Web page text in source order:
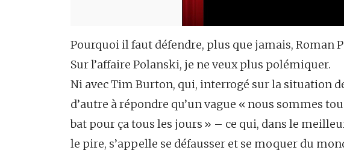
Pourquoi il faut défendre, plus que jamais, Roman
Sur l’affaire Polanski, je ne veux plus polémiquer.
Ni avec Tim Burton, qui, interrogé sur la situation
d’autre à répondre qu’un vague « nous sommes
bat pour ça tous les jours » – ce qui, dans le
le pire, s’appelle se défausser et se moquer du